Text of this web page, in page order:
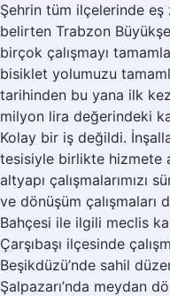
Şehrin tüm ilçelerinde eş
belirten Trabzon
birçok çalışmayı
bisiklet yolumuzu
tarihinden bu yana ilk
milyon lira değerindeki
Kolay bir iş değildi.
tesisiyle birlikte hizmete
altyapı çalışmalarımızı
ve dönüşüm
Bahçesi ile ilgili meclis
Çarşıbaşı ilçesinde
Beşikdüzü’nde sahil
Şalpazarı’nda meydan